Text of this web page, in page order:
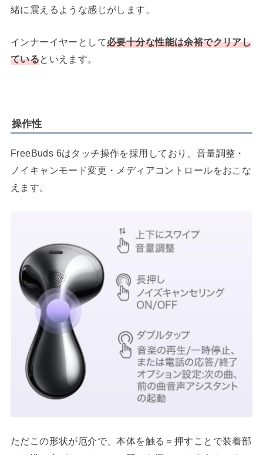
緒に震えるような感じがします。
インナーイヤーとして必要十分な性能は余裕でクリアし
ているといえます。
操作性
FreeBuds 6はタッチ操作を採用しており、音量調整・
ノイキャンモード変更・メディアコントロールをおこな
えます。
ただこの形状が厄介で、本体を触る＝押すことで装着部